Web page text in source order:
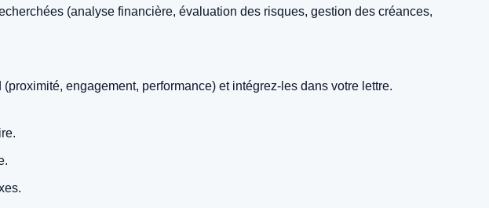
(analyse financière, évaluation des risques, gestion des créances,
engagement, performance) et intégrez-les dans votre lettre.